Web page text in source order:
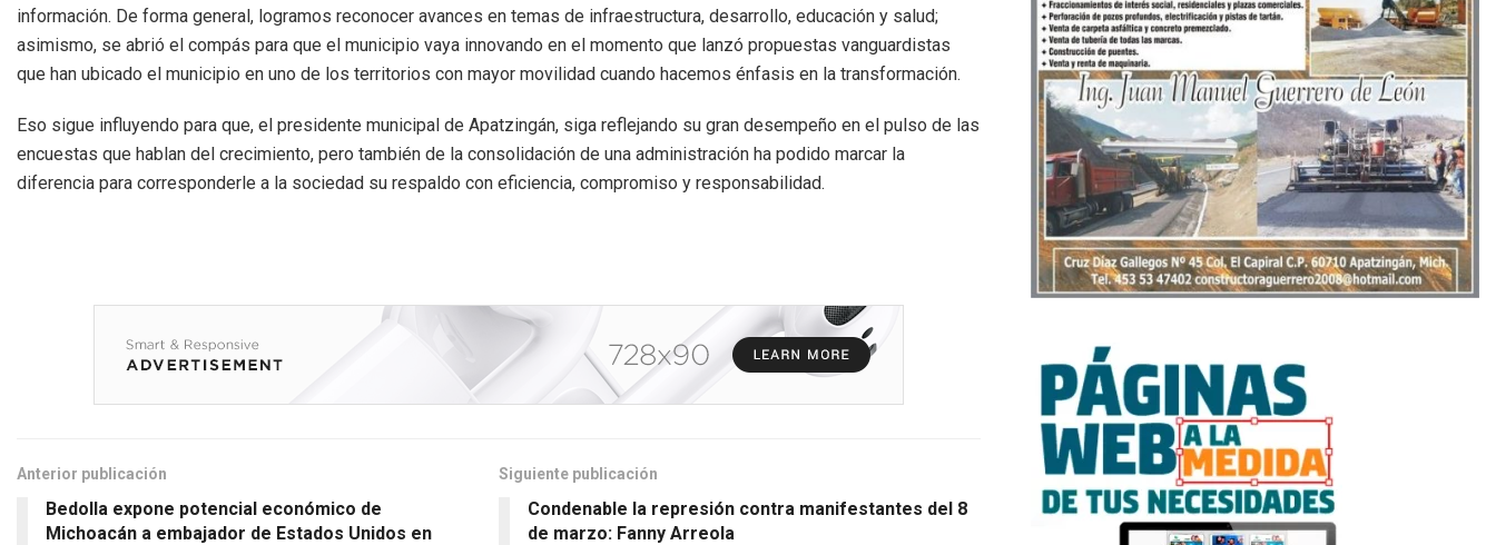
información. De forma general, logramos reconocer avances en temas de infraestructura, desarrollo, educación y salud;
asimismo, se abrió el compás para que el municipio vaya innovando en el momento que lanzó propuestas vanguardistas
que han ubicado el municipio en uno de los territorios con mayor movilidad cuando hacemos énfasis en la transformación.
Eso sigue influyendo para que, el presidente municipal de Apatzingán, siga reflejando su gran desempeño en el pulso de las
encuestas que hablan del crecimiento, pero también de la consolidación de una administración ha podido marcar la
diferencia para corresponderle a la sociedad su respaldo con eficiencia, compromiso y responsabilidad.
Anterior publicación
Bedolla expone potencial económico de
Michoacán a embajador de Estados Unidos en
Siguiente publicación
Condenable la represión contra manifestantes del 8
de marzo: Fanny Arreola